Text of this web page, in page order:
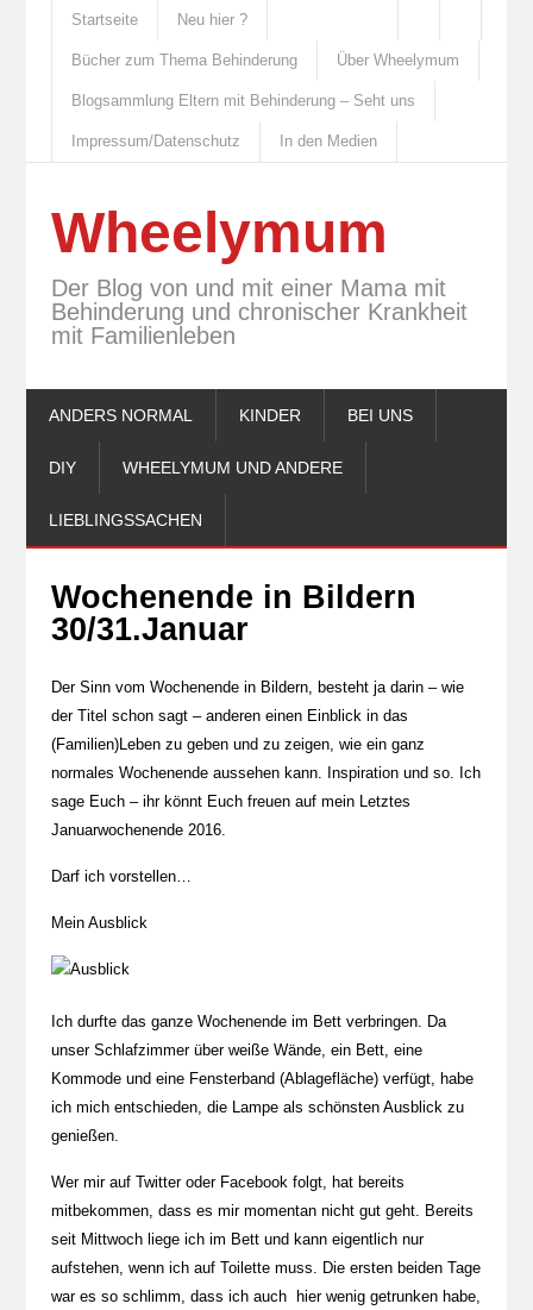
Startseite Neu hier ?
Bücher zum Thema Behinderung Über Wheelymum
Blogsammlung Eltern mit Behinderung – Seht uns
Impressum/Datenschutz In den Medien
Wheelymum
Der Blog von und mit einer Mama mit
Behinderung und chronischer Krankheit
mit Familienleben
ANDERS NORMAL KINDER BEI UNS
DIY WHEELYMUM UND ANDERE
LIEBLINGSSACHEN
Wochenende in Bildern
30/31.Januar
Der Sinn vom Wochenende in Bildern, besteht ja darin – wie
der Titel schon sagt – anderen einen Einblick in das
(Familien)Leben zu geben und zu zeigen, wie ein ganz
normales Wochenende aussehen kann. Inspiration und so. Ich
sage Euch – ihr könnt Euch freuen auf mein Letztes
Januarwochenende 2016.
Darf ich vorstellen…
Mein Ausblick
Ich durfte das ganze Wochenende im Bett verbringen. Da
unser Schlafzimmer über weiße Wände, ein Bett, eine
Kommode und eine Fensterband (Ablagefläche) verfügt, habe
ich mich entschieden, die Lampe als schönsten Ausblick zu
genießen.
Wer mir auf Twitter oder Facebook folgt, hat bereits
mitbekommen, dass es mir momentan nicht gut geht. Bereits
seit Mittwoch liege ich im Bett und kann eigentlich nur
aufstehen, wenn ich auf Toilette muss. Die ersten beiden Tage
war es so schlimm, dass ich auch hier wenig getrunken habe,